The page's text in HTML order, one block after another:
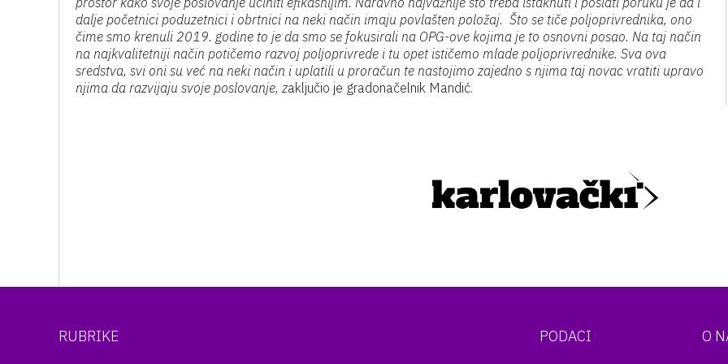
dalje početnici poduzetnici i obrtnici na neki način imaju povlašten položaj. Što se tiče poljoprivrednika, ono
čime smo krenuli 2019. godine to je da smo se fokusirali na OPG-ove kojima je to osnovni posao. Na taj način
na najkvalitetniji način potičemo razvoj poljoprivrede i tu opet ističemo mlade poljoprivrednike. Sva ova
sredstva, svi oni su već na neki način i uplatili u proračun te nastojimo zajedno s njima taj novac vratiti upravo
njima da razvijaju svoje poslovanje, zaključio je gradonačelnik Mandić.
RUBRIKE PODACI O